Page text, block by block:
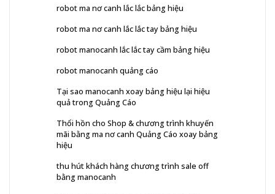
robot ma nơ canh lắc lắc bảng hiệu
robot ma nơ canh lắc lắc tay bảng hiệu
robot manocanh lắc lắc tay cầm bảng hiệu
robot manocanh quảng cáo
Tại sao manocanh xoay bảng hiệu lại hiệu
quả trong Quảng Cáo
Thổi hồn cho Shop & chương trình khuyến
mãi bằng ma nơ canh Quảng Cáo xoay bảng
hiệu
thu hút khách hàng chương trình sale off
bằng manocanh